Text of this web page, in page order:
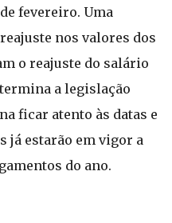
fevereiro. Uma
nos valores dos
o reajuste do salário
a legislação
ficar atento às datas e
já estarão em vigor a
do ano.